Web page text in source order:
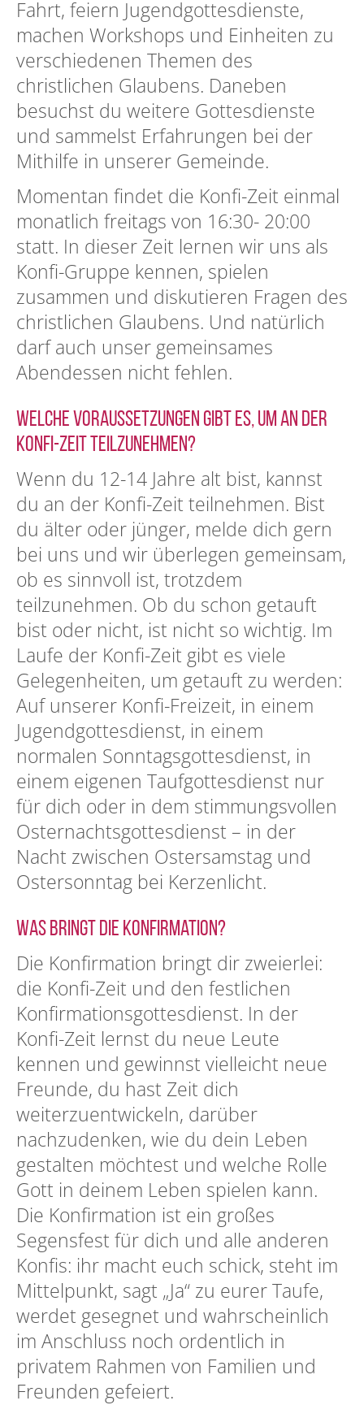
Fahrt, feiern Jugendgottesdienste,
machen Workshops und Einheiten zu
verschiedenen Themen des
christlichen Glaubens. Daneben
besuchst du weitere Gottesdienste
und sammelst Erfahrungen bei der
Mithilfe in unserer Gemeinde.
Momentan findet die Konfi-Zeit einmal
monatlich freitags von 16:30- 20:00
statt. In dieser Zeit lernen wir uns als
Konfi-Gruppe kennen, spielen
zusammen und diskutieren Fragen des
christlichen Glaubens. Und natürlich
darf auch unser gemeinsames
Abendessen nicht fehlen.
Welche Voraussetzungen gibt es, um an der
Konfi-Zeit teilzunehmen?
Wenn du 12-14 Jahre alt bist, kannst
du an der Konfi-Zeit teilnehmen. Bist
du älter oder jünger, melde dich gern
bei uns und wir überlegen gemeinsam,
ob es sinnvoll ist, trotzdem
teilzunehmen. Ob du schon getauft
bist oder nicht, ist nicht so wichtig. Im
Laufe der Konfi-Zeit gibt es viele
Gelegenheiten, um getauft zu werden:
Auf unserer Konfi-Freizeit, in einem
Jugendgottesdienst, in einem
normalen Sonntagsgottesdienst, in
einem eigenen Taufgottesdienst nur
für dich oder in dem stimmungsvollen
Osternachtsgottesdienst – in der
Nacht zwischen Ostersamstag und
Ostersonntag bei Kerzenlicht.
Was bringt die Konfirmation?
Die Konfirmation bringt dir zweierlei:
die Konfi-Zeit und den festlichen
Konfirmationsgottesdienst. In der
Konfi-Zeit lernst du neue Leute
kennen und gewinnst vielleicht neue
Freunde, du hast Zeit dich
weiterzuentwickeln, darüber
nachzudenken, wie du dein Leben
gestalten möchtest und welche Rolle
Gott in deinem Leben spielen kann.
Die Konfirmation ist ein großes
Segensfest für dich und alle anderen
Konfis: ihr macht euch schick, steht im
Mittelpunkt, sagt „Ja“ zu eurer Taufe,
werdet gesegnet und wahrscheinlich
im Anschluss noch ordentlich in
privatem Rahmen von Familien und
Freunden gefeiert.